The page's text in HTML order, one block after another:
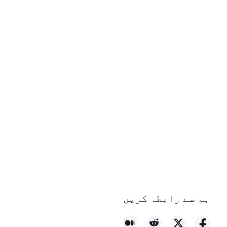
ہم سے رابطہ کریں